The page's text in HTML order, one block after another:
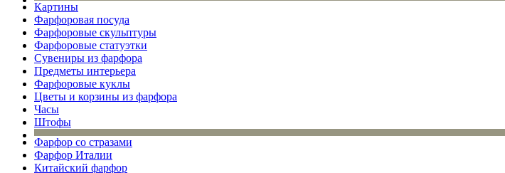
Картины
Фарфоровая посуда
Фарфоровые скульптуры
Фарфоровые статуэтки
Сувениры из фарфора
Предметы интерьера
Фарфоровые куклы
Цветы и корзины из фарфора
Часы
Штофы
Фарфор со стразами
Фарфор Италии
Китайский фарфор